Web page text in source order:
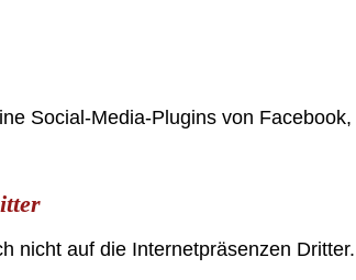
Social-Media-Plugins von
nicht auf die Internetpräsenzen Dritter.